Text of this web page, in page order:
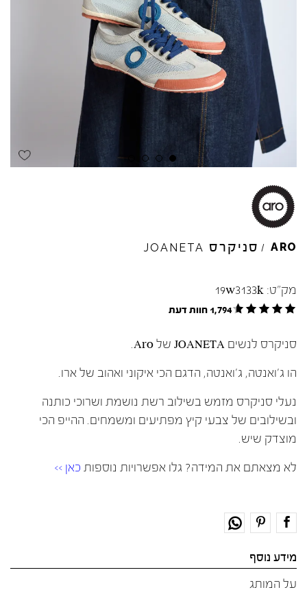
ARO
/ סניקרס JOANETA
מק"ט: 19w3133k
1,794 חוות דעת
סניקרס לנשים JOANETA של Aro.
הו ג'ואנטה, ג'ואנטה, הדגם הכי איקוני ואהוב של ארו.
נעלי סניקרס מזמש בשילוב רשת נושמת ושרוכי כותנה
ובשילובים של צבעי קיץ מפתיעים ומשמחים. ההייפ הכי
מוצדק שיש.
לא מצאתם את המידה? גלו אפשרויות נוספות כאן >>
מידע נוסף
על המותג